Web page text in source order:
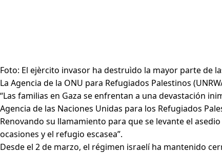
Foto: El ejèrcito invasor ha destruìdo la mayor parte de
La Agencia de la ONU para Refugiados Palestinos
“Las familias en Gaza se enfrentan a una devastación
Agencia de las Naciones Unidas para los Refugiados
Renovando su llamamiento para que se levante el
ocasiones y el refugio escasea”.
Desde el 2 de marzo, el régimen israelí ha mantenido